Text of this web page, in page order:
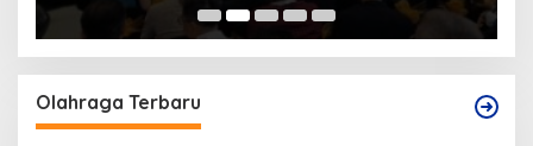
Olahraga Terbaru